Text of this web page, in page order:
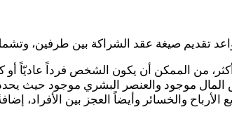
تقديم صيغة عقد الشراكة بين طرفين،
من الممكن أن يكون الشخص فرداً عاديّاً أو
المال موجود والعنصر البشري موجود حيث
والخسائر وأيضاً العجز بين الأفراد،